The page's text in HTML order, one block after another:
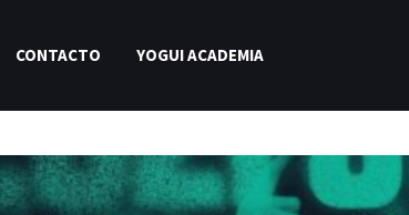
CONTACTO YOGUI ACADEMIA